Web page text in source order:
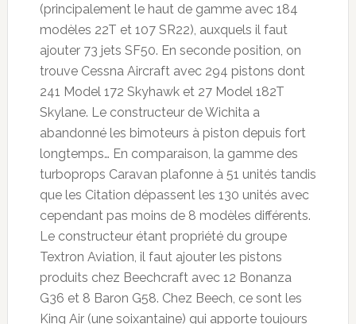
(principalement le haut de gamme avec 184
modèles 22T et 107 SR22), auxquels il faut
ajouter 73 jets SF50. En seconde position, on
trouve Cessna Aircraft avec 294 pistons dont
241 Model 172 Skyhawk et 27 Model 182T
Skylane. Le constructeur de Wichita a
abandonné les bimoteurs à piston depuis fort
longtemps… En comparaison, la gamme des
turboprops Caravan plafonne à 51 unités tandis
que les Citation dépassent les 130 unités avec
cependant pas moins de 8 modèles différents.
Le constructeur étant propriété du groupe
Textron Aviation, il faut ajouter les pistons
produits chez Beechcraft avec 12 Bonanza
G36 et 8 Baron G58. Chez Beech, ce sont les
King Air (une soixantaine) qui apporte toujours